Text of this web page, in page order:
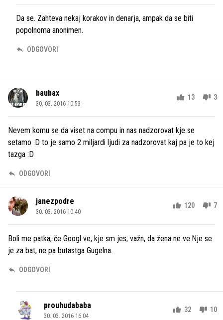
Da se. Zahteva nekaj korakov in denarja, ampak da se biti
popolnoma anonimen.
ODGOVORI
baubax
30. 03. 2016 10.53
13 3
Nevem komu se da viset na compu in nas nadzorovat kje se
setamo :D to je samo 2 miljardi ljudi za nadzorovat kaj pa je to kej
tazga :D
ODGOVORI
janezpodre
30. 03. 2016 10.40
120 7
Boli me patka, če Googl ve, kje sm jes, važn, da žena ne ve.Nje se
je za bat, ne pa butastga Gugelna.
ODGOVORI
prouhudababa
30. 03. 2016 16.04
32 10